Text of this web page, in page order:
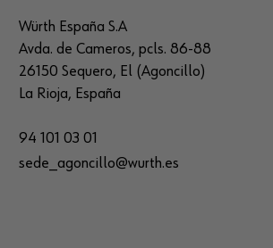
Würth España S.A
Avda. de Cameros, pcls. 86-88
26150 Sequero, El (Agoncillo)
La Rioja, España
94 101 03 01
sede_agoncillo@wurth.es